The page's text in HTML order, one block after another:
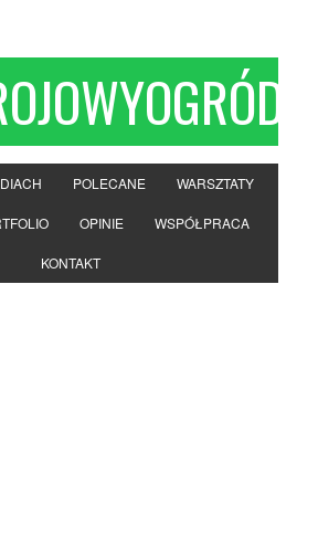
POLECANE WARSZTATY
OPINIE WSPÓŁPRACA
KONTAKT